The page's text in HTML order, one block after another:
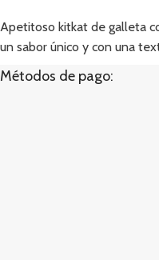
Apetitoso kitkat de galleta
un sabor único y con una
Métodos de pago: